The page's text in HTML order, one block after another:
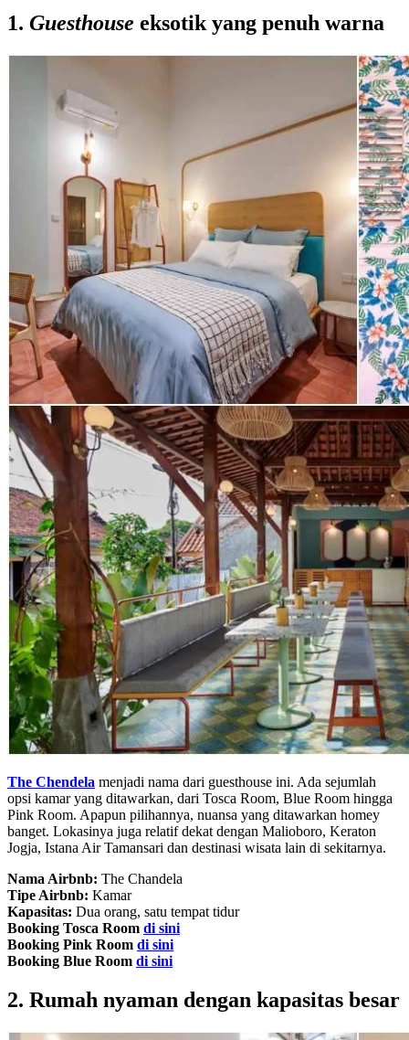
1. Guesthouse eksotik yang penuh warna
The Chendela menjadi nama dari guesthouse ini. Ada sejumlah
opsi kamar yang ditawarkan, dari Tosca Room, Blue Room hingga
Pink Room. Apapun pilihannya, nuansa yang ditawarkan homey
banget. Lokasinya juga relatif dekat dengan Malioboro, Keraton
Jogja, Istana Air Tamansari dan destinasi wisata lain di sekitarnya.
Nama Airbnb: The Chandela
Tipe Airbnb: Kamar
Kapasitas: Dua orang, satu tempat tidur
Booking Tosca Room di sini
Booking Pink Room di sini
Booking Blue Room di sini
2. Rumah nyaman dengan kapasitas besar